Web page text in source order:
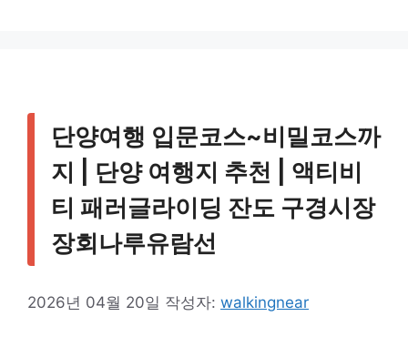
단양여행 입문코스~비밀코스까
지 | 단양 여행지 추천 | 액티비
티 패러글라이딩 잔도 구경시장
장회나루유람선
2026년 04월 20일 작성자: walkingnear